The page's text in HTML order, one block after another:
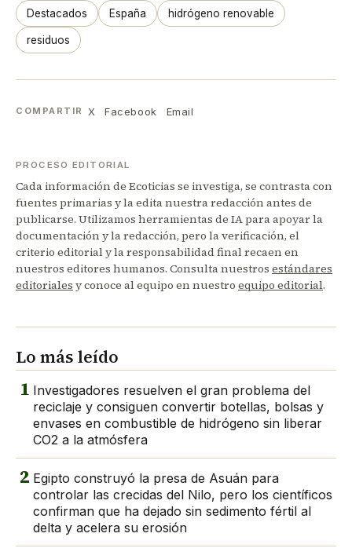
Destacados España hidrógeno renovable
residuos
COMPARTIR X Facebook Email
PROCESO EDITORIAL
Cada información de Ecoticias se investiga, se contrasta con
fuentes primarias y la edita nuestra redacción antes de
publicarse. Utilizamos herramientas de IA para apoyar la
documentación y la redacción, pero la verificación, el
criterio editorial y la responsabilidad final recaen en
nuestros editores humanos. Consulta nuestros estándares
editoriales y conoce al equipo en nuestro equipo editorial.
Lo más leído
1 Investigadores resuelven el gran problema del
reciclaje y consiguen convertir botellas, bolsas y
envases en combustible de hidrógeno sin liberar
CO2 a la atmósfera
2 Egipto construyó la presa de Asuán para
controlar las crecidas del Nilo, pero los científicos
confirman que ha dejado sin sedimento fértil al
delta y acelera su erosión